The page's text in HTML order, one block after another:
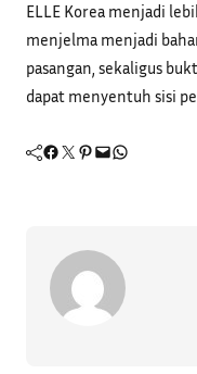
ELLE Korea menjadi
menjelma menjadi
pasangan, sekaligus
dapat menyentuh sisi
Facebook Twitter Pinterest Mail WhatsApp